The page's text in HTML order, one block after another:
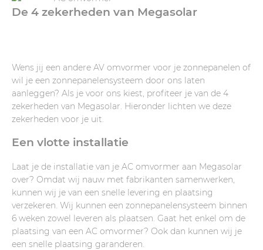
De 4 zekerheden van Megasolar
Wens jij een andere AV omvormer voor je zonnepanelen of
wil je een zonnepanelensysteem door ons laten
aanleggen? Als je voor ons kiest, profiteer je van de 4
zekerheden van Megasolar. Hieronder lichten we deze
zekerheden voor je uit.
Een vlotte installatie
Laat je de installatie van je AC omvormer aan Megasolar
over? Omdat wij nauw met fabrikanten samenwerken,
kunnen wij je van een snelle levering en plaatsing
verzekeren. Wij kunnen een zonnepanelensysteem binnen
6 weken zowel leveren als plaatsen. Gaat het enkel om de
plaatsing van een AC omvormer? Ook dan kunnen wij je
een snelle plaatsing garanderen.